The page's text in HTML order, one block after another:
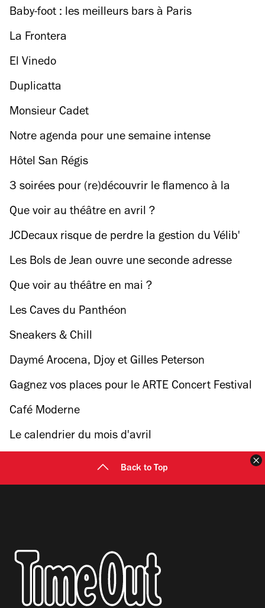
Baby-foot : les meilleurs bars à Paris
La Frontera
El Vinedo
Duplicatta
Monsieur Cadet
Notre agenda pour une semaine intense
Hôtel San Régis
3 soirées pour (re)découvrir le flamenco à la
Villette
Que voir au théâtre en avril ?
JCDecaux risque de perdre la gestion du Vélib'
très bientôt
Les Bols de Jean ouvre une seconde adresse
dans le 9e arrondissement
Que voir au théâtre en mai ?
Les Caves du Panthéon
Sneakers & Chill
Daymé Arocena, Djoy et Gilles Peterson
Gagnez vos places pour le ARTE Concert Festival
Café Moderne
Le calendrier du mois d'avril
Back to Top